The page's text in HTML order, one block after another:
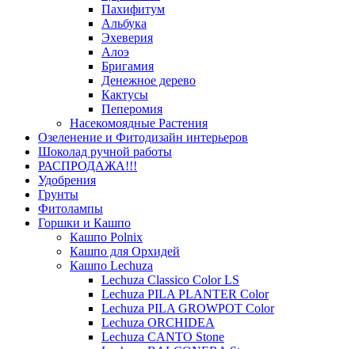
Пахифитум
Альбука
Эхеверия
Алоэ
Бригамия
Денежное дерево
Кактусы
Пеперомия
Насекомоядные Растения
Озеленение и Фитодизайн интерьеров
Шоколад ручной работы
РАСПРОДАЖА!!!
Удобрения
Грунты
Фитолампы
Горшки и Кашпо
Кашпо Polnix
Кашпо для Орхидей
Кашпо Lechuza
Lechuza Classico Color LS
Lechuza PILA PLANTER Color
Lechuza PILA GROWPOT Color
Lechuza ORCHIDEA
Lechuza CANTO Stone